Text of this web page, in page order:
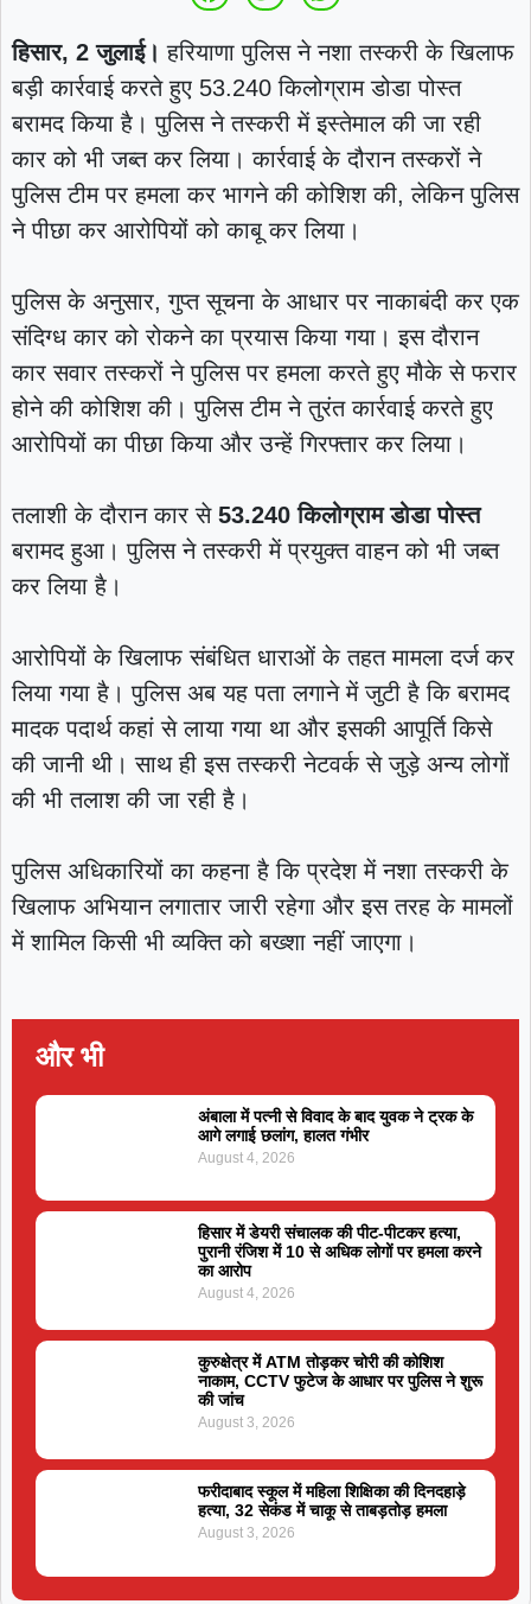
हिसार, 2 जुलाई। हरियाणा पुलिस ने नशा तस्करी के खिलाफ
बड़ी कार्रवाई करते हुए 53.240 किलोग्राम डोडा पोस्त
बरामद किया है। पुलिस ने तस्करी में इस्तेमाल की जा रही
कार को भी जब्त कर लिया। कार्रवाई के दौरान तस्करों ने
पुलिस टीम पर हमला कर भागने की कोशिश की, लेकिन पुलिस
ने पीछा कर आरोपियों को काबू कर लिया।
पुलिस के अनुसार, गुप्त सूचना के आधार पर नाकाबंदी कर एक
संदिग्ध कार को रोकने का प्रयास किया गया। इस दौरान
कार सवार तस्करों ने पुलिस पर हमला करते हुए मौके से फरार
होने की कोशिश की। पुलिस टीम ने तुरंत कार्रवाई करते हुए
आरोपियों का पीछा किया और उन्हें गिरफ्तार कर लिया।
तलाशी के दौरान कार से 53.240 किलोग्राम डोडा पोस्त
बरामद हुआ। पुलिस ने तस्करी में प्रयुक्त वाहन को भी जब्त
कर लिया है।
आरोपियों के खिलाफ संबंधित धाराओं के तहत मामला दर्ज कर
लिया गया है। पुलिस अब यह पता लगाने में जुटी है कि बरामद
मादक पदार्थ कहां से लाया गया था और इसकी आपूर्ति किसे
की जानी थी। साथ ही इस तस्करी नेटवर्क से जुड़े अन्य लोगों
की भी तलाश की जा रही है।
पुलिस अधिकारियों का कहना है कि प्रदेश में नशा तस्करी के
खिलाफ अभियान लगातार जारी रहेगा और इस तरह के मामलों
में शामिल किसी भी व्यक्ति को बख्शा नहीं जाएगा।
और भी
अंबाला में पत्नी से विवाद के बाद युवक ने ट्रक के
आगे लगाई छलांग, हालत गंभीर
August 4, 2026
हिसार में डेयरी संचालक की पीट-पीटकर हत्या,
पुरानी रंजिश में 10 से अधिक लोगों पर हमला करने
का आरोप
August 4, 2026
कुरुक्षेत्र में ATM तोड़कर चोरी की कोशिश
नाकाम, CCTV फुटेज के आधार पर पुलिस ने शुरू
की जांच
August 3, 2026
फरीदाबाद स्कूल में महिला शिक्षिका की दिनदहाड़े
हत्या, 32 सेकंड में चाकू से ताबड़तोड़ हमला
August 3, 2026